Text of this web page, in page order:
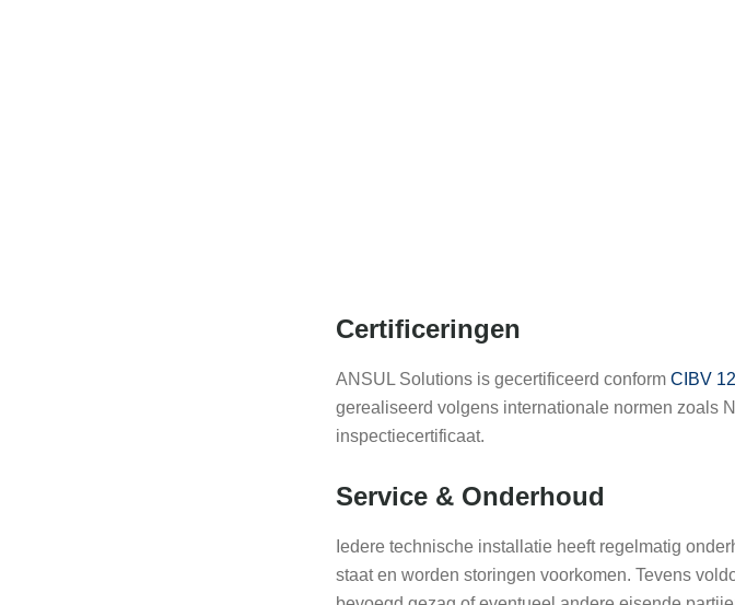
Certificeringen
ANSUL Solutions is gecertificeerd conform CIBV
gerealiseerd volgens internationale normen zoals
inspectiecertificaat.
Service & Onderhoud
Iedere technische installatie heeft regelmatig
staat en worden storingen voorkomen. Tevens